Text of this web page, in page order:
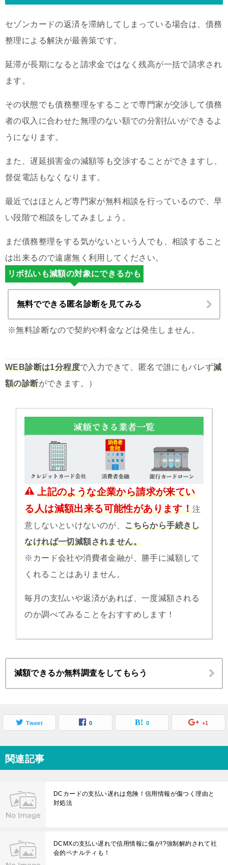
セゾンカードの返済を滞納してしまっている場合は、債務
整理による解決が最善策です。
延滞が長期になると請求金ではなく残高が一括で請求され
ます。
その状態でも債務整理をすることで専門家が交渉して債務
者の収入に合わせた無理のない額での分割払いができるよ
うになります。
また、遅延損害金の減額等も交渉することができますし、
督促電話もなくなります。
最近ではほとんど専門家が無料相談を行っているので、早
い段階で相談をしてみましょう。
まだ債務整理をする気がないという人でも、相談すること
は出来るので遠慮無く利用してください。
リボ払いも減額の対象にできるかも
無料でできる匿名診断を見てみる
※無料診断なので契約や料金などは発生しません。
WEB診断は1分程度で入力できて、匿名で誰にもバレず減
額の診断ができます。）
上記のような企業から請求が来てい
る人は減額出来る可能性があります！注
意しないといけないのが、こちらから手続きし
なければ一切減額されません。
※カード会社や消費者金融が、勝手に減額して
くれることはありません。
毎月の支払いや返済があれば、一度減額される
のか調べてみることをおすすめします！
減額できるか無料調査をしてもらう
Tweet 0 0 +1
関連記事
DCカードの支払い遅れは危険！信用情報が傷つく理由と
対処法
DCMXの支払い遅れで信用情報に傷が!?強制解約されて社
会的ペナルティも！